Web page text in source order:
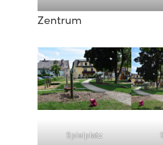
Zentrum
Spielplatz